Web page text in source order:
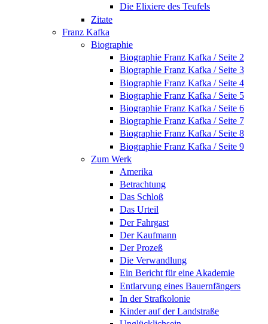
Die Elixiere des Teufels
Zitate
Franz Kafka
Biographie
Biographie Franz Kafka / Seite 2
Biographie Franz Kafka / Seite 3
Biographie Franz Kafka / Seite 4
Biographie Franz Kafka / Seite 5
Biographie Franz Kafka / Seite 6
Biographie Franz Kafka / Seite 7
Biographie Franz Kafka / Seite 8
Biographie Franz Kafka / Seite 9
Zum Werk
Amerika
Betrachtung
Das Schloß
Das Urteil
Der Fahrgast
Der Kaufmann
Der Prozeß
Die Verwandlung
Ein Bericht für eine Akademie
Entlarvung eines Bauernfängers
In der Strafkolonie
Kinder auf der Landstraße